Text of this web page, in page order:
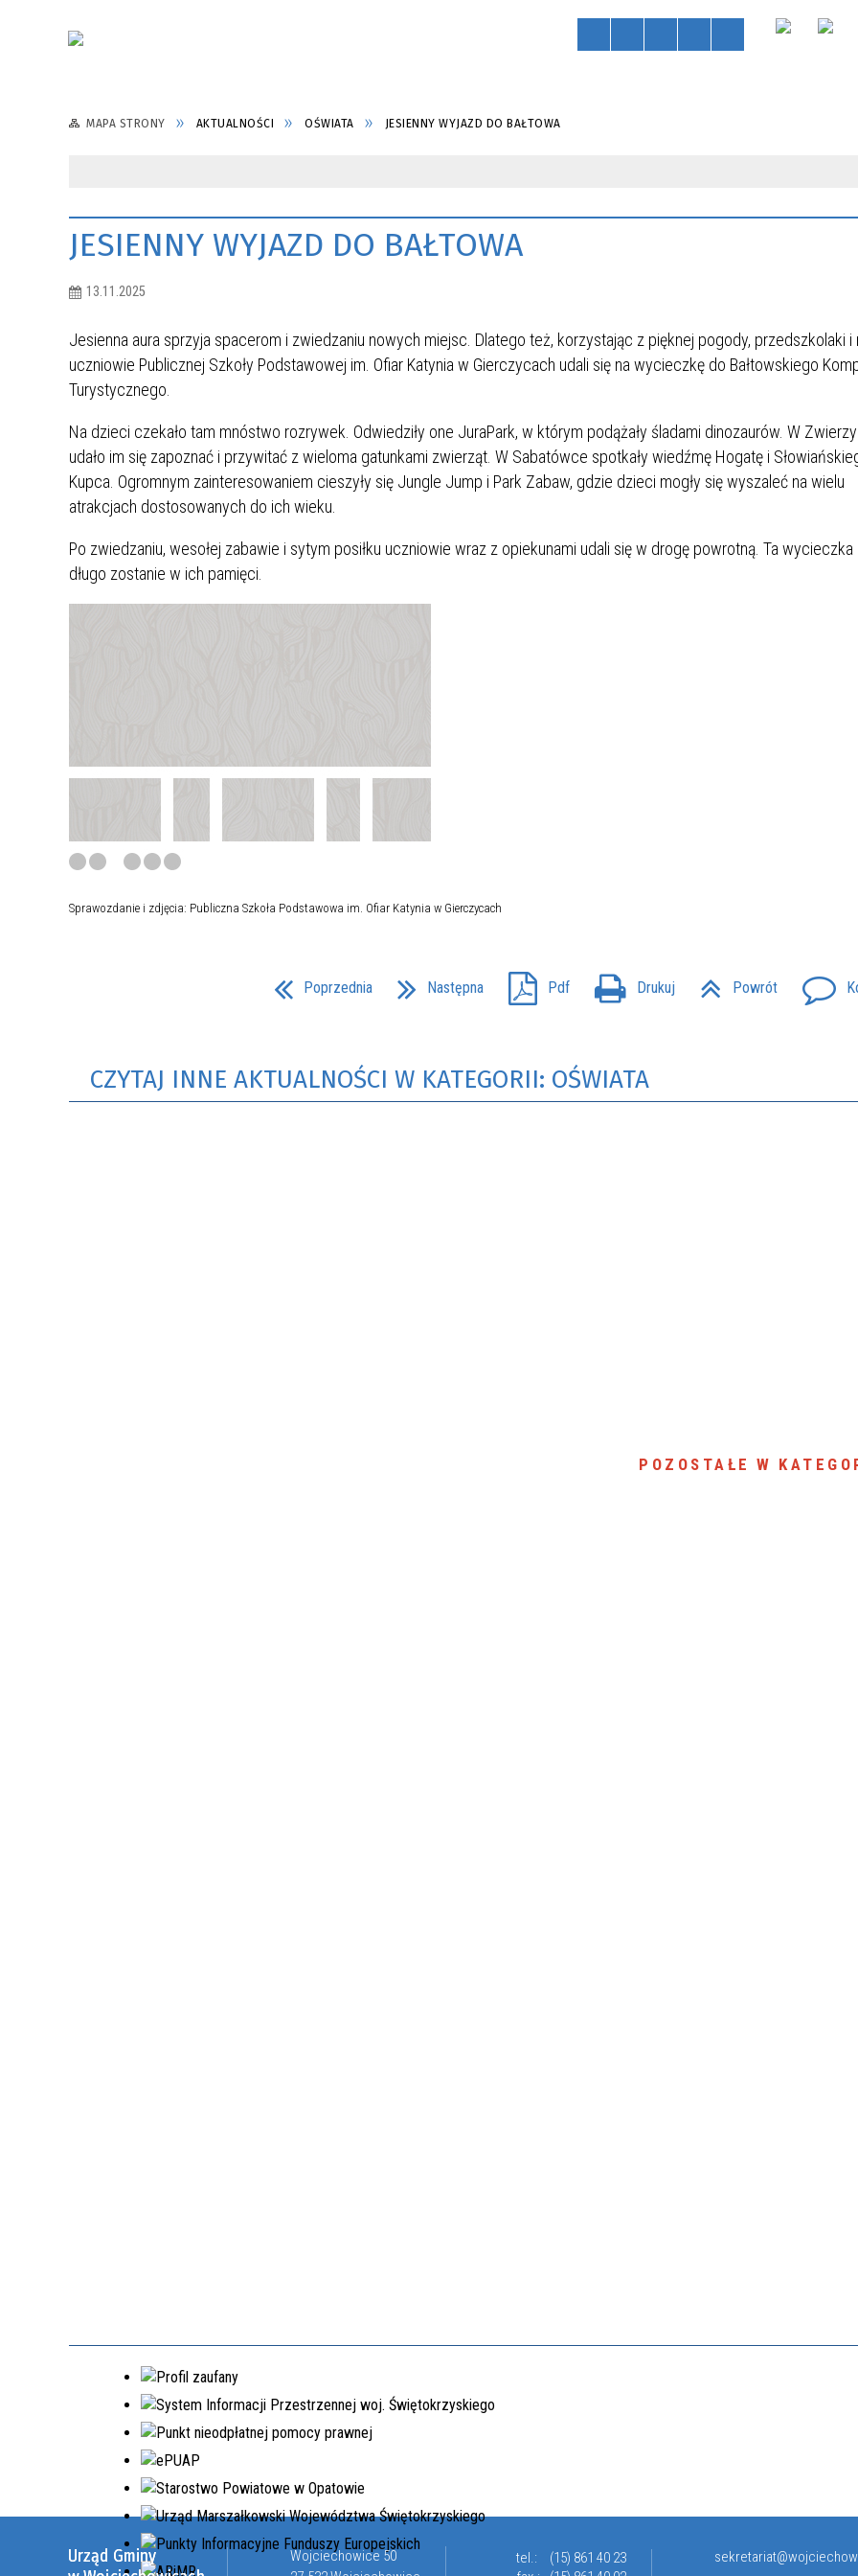
MAPA STRONY AKTUALNOŚCI OŚWIATA JESIENNY WYJAZD DO BAŁTOWA
JESIENNY WYJAZD DO BAŁTOWA
13.11.2025
Jesienna aura sprzyja spacerom i zwiedzaniu nowych miejsc. Dlatego też, korzystając z pięknej pogody, przedszkolaki i
uczniowie Publicznej Szkoły Podstawowej im. Ofiar Katynia w Gierczycach udali się na wycieczkę do Bałtowskiego
Turystycznego.
Na dzieci czekało tam mnóstwo rozrywek. Odwiedziły one JuraPark, w którym podążały śladami dinozaurów. W
udało im się zapoznać i przywitać z wieloma gatunkami zwierząt. W Sabatówce spotkały wiedźmę Hogatę i
Kupca. Ogromnym zainteresowaniem cieszyły się Jungle Jump i Park Zabaw, gdzie dzieci mogły się wyszaleć na wielu
atrakcjach dostosowanych do ich wieku.
Po zwiedzaniu, wesołej zabawie i sytym posiłku uczniowie wraz z opiekunami udali się w drogę powrotną. Ta wycieczka
długo zostanie w ich pamięci.
Sprawozdanie i zdjęcia: Publiczna Szkoła Podstawowa im. Ofiar Katynia w Gierczycach
Poprzednia Następna Pdf Drukuj Powrót
CZYTAJ INNE AKTUALNOŚCI W KATEGORII: OŚWIATA
POZOSTAŁE W
Urząd Gminy
Wojciechowice 50
tel.:
(15) 861 40 23